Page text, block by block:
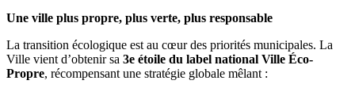
Une ville plus propre, plus verte, plus responsable
La transition écologique est au cœur des priorités municipales. La
Ville vient d’obtenir sa 3e étoile du label national Ville Éco-
Propre, récompensant une stratégie globale mêlant :